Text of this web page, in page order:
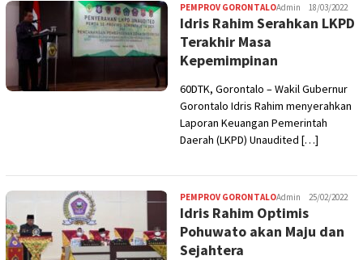
PEMPROV GORONTALOAdmin 18/03/2022
Idris Rahim Serahkan LKPD
Terakhir Masa
Kepemimpinan
60DTK, Gorontalo – Wakil Gubernur
Gorontalo Idris Rahim menyerahkan
Laporan Keuangan Pemerintah
Daerah (LKPD) Unaudited […]
PEMPROV GORONTALOAdmin 25/02/2022
Idris Rahim Optimis
Pohuwato akan Maju dan
Sejahtera